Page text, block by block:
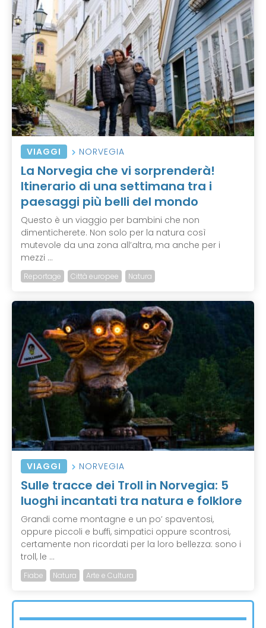
VIAGGI NORVEGIA
La Norvegia che vi sorprenderà!
Itinerario di una settimana tra i
paesaggi più belli del mondo
Questo è un viaggio per bambini che non
dimenticherete. Non solo per la natura così
mutevole da una zona all’altra, ma anche per i
mezzi ...
Reportage Città europee Natura
VIAGGI NORVEGIA
Sulle tracce dei Troll in Norvegia: 5
luoghi incantati tra natura e folklore
Grandi come montagne e un po’ spaventosi,
oppure piccoli e buffi, simpatici oppure scontrosi,
certamente non ricordati per la loro bellezza: sono i
troll, le ...
Fiabe Natura Arte e Cultura